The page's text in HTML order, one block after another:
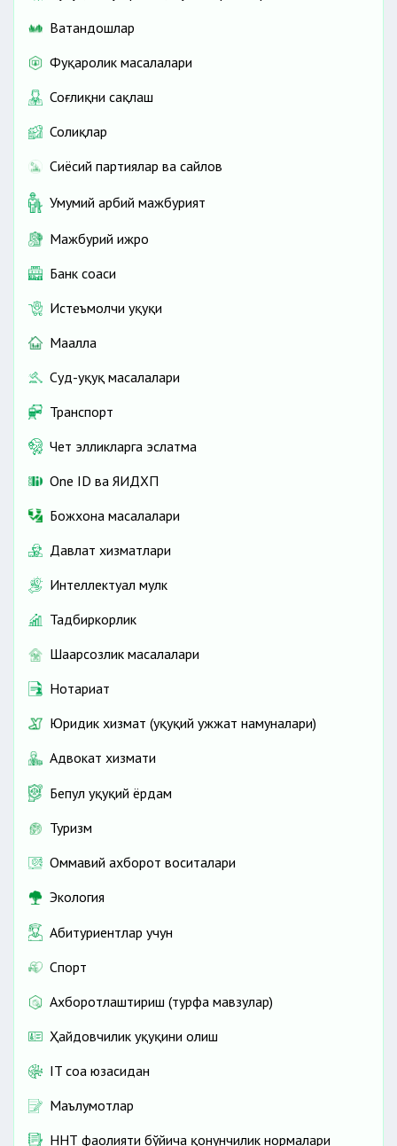
Ватандошлар
Фуқаролик масалалари
Соғлиқни сақлаш
Солиқлар
Сиёсий партиялар ва сайлов
Умумий ҳарбий мажбурият
Мажбурий ижро
Банк соҳаси
Истеъмолчи ҳуқуқи
Маҳалла
Суд-ҳуқуқ масалалари
Транспорт
Чет элликларга эслатма
One ID ва ЯИДХП
Божхона масалалари
Давлат хизматлари
Интеллектуал мулк
Тадбиркорлик
Шаҳарсозлик масалалари
Нотариат
Юридик хизмат (ҳуқуқий ҳужжат намуналари)
Адвокат хизмати
Бепул ҳуқуқий ёрдам
Туризм
Оммавий ахборот воситалари
Экология
Абитуриентлар учун
Спорт
Ахборотлаштириш (турфа мавзулар)
Ҳайдовчилик ҳуқуқини олиш
IT соҳа юзасидан
Маълумотлар
ННТ фаолияти бўйича қонунчилик нормалари